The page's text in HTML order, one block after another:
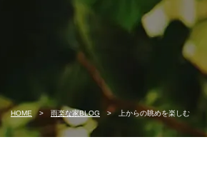
HOME 雨楽な家BLOG 上からの眺めを楽しむ